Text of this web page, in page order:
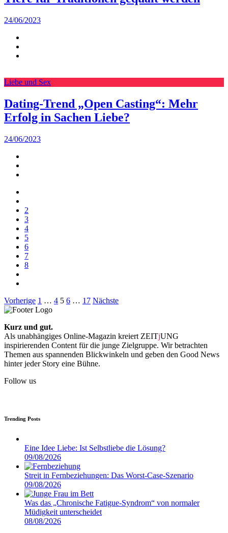
24/06/2023
Liebe und Sex
Dating-Trend „Open Casting“: Mehr
Erfolg in Sachen Liebe?
24/06/2023
2
3
4
5
6
7
8
Beitragsnavigation
Vorherige 1 … 4 5 6 … 17 Nächste
Kurz und gut.
Als unabhängiges Online-Magazin kreiert ZEITjUNG
inspirierenden Content für die junge Zielgruppe. Wir betrachten
Themen aus spannenden Blickwinkeln und geben den Good News
hinter jeder Story eine Bühne.
Follow us
Trending Posts
Eine Idee Liebe: Ist Selbstliebe die Lösung?
09/08/2026
Streit in Fernbeziehungen: Das Worst-Case-Szenario
09/08/2026
Was das „Chronische Fatigue-Syndrom“ von normaler
Müdigkeit unterscheidet
08/08/2026